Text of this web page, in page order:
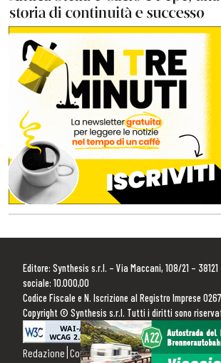
Editore: Synthesis s.r.l. – Via Maccani, 108/21 –
sociale: 10.000,00
Codice Fiscale e N. Iscrizione al Registro Imprese
Copyright © Synthesis s.r.l. Tutti i diritti sono
Redazione Contattaci Pubblicità Privacy Policy